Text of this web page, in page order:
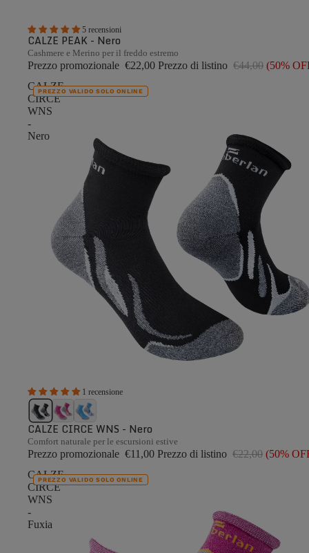
5 recensioni
CALZE PEAK - Nero
Cashmere e Merino per il freddo estremo
Prezzo promozionale €22,00 Prezzo di listino €44,00 (50%
CALZE
CIRCE
WNS
-
Nero
1 recensione
PREZZO VALIDO SOLO ONLINE
CALZE CIRCE WNS - Nero
Comfort naturale per le escursioni estive
Prezzo promozionale €11,00 Prezzo di listino €22,00 (50%
CALZE
CIRCE
WNS
-
Fuxia
PREZZO VALIDO SOLO ONLINE